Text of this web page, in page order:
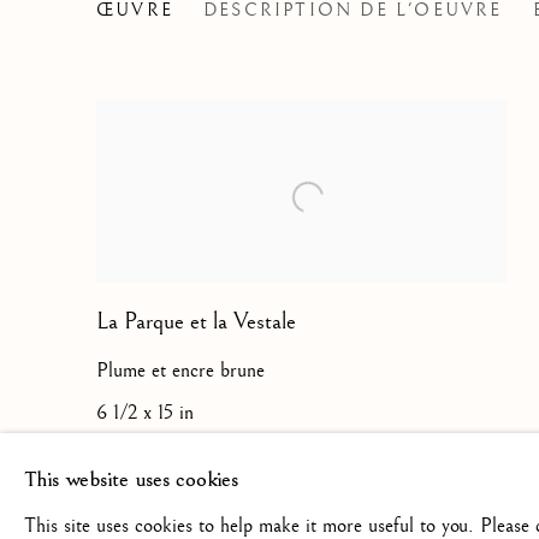
JEAN-PIERRE
ŒUVRE DESCRIPTION DE L'OEUVRE
La Parque et la Vestale
Plume et encre brune
6 1/2 x 15 in
This website uses cookies
This site uses cookies to help make it more useful to you.